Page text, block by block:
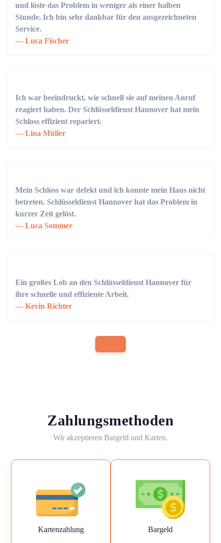
und löste das Problem in weniger als einer halben
Stunde. Ich bin sehr dankbar für den ausgezeichneten
Service.
Luca Fischer
Ich war beeindruckt, wie schnell sie auf meinen Anruf
reagiert haben. Der Schlüsseldienst Hannover hat mein
Schloss effizient repariert.
Lina Müller
Mein Schloss war defekt und ich konnte mein Haus nicht
betreten. Schlüsseldienst Hannover hat das Problem in
kurzer Zeit gelöst.
Luca Sommer
Ein großes Lob an den Schlüsseldienst Hannover für
ihre schnelle und effiziente Arbeit.
Kevin Richter
Zahlungsmethoden
Wir akzeptieren Bargeld und Karten.
Kartenzahlung Bargeld